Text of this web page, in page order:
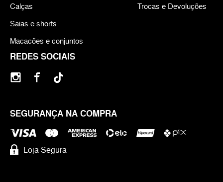
REDES SOCIAIS
SEGURANÇA NA COMPRA
Loja Segura
Calças
Saias e shorts
Macacões e conjuntos
Trocas e Devoluções